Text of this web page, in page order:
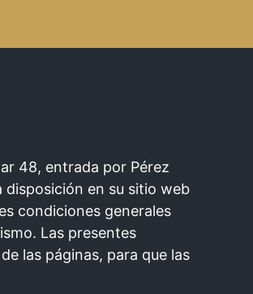
48, entrada por Pérez
disposición en su sitio web
condiciones generales
Las presentes
las páginas, para que las